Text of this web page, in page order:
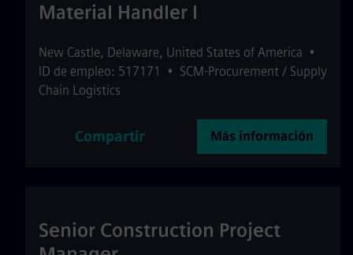
Material Handler I
New Castle, Delaware, United States of America •
ID de empleo: 517171
• SCM-Procurement / Supply
Chain Logistics
Compartir Más información
Senior Construction Project